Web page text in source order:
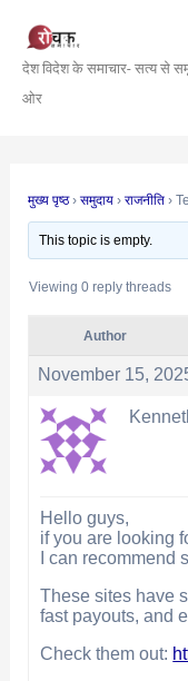
content
देश विदेश के समाचार- सत्य से
ओर
मुख्य पृष्ठ › समुदाय › राजनीति ›
This topic is empty.
Viewing 0 reply threads
Author
November 15,
Hello guys,
if you are looking
I can recommend
These sites have
fast payouts, and
Check them out:
navigation